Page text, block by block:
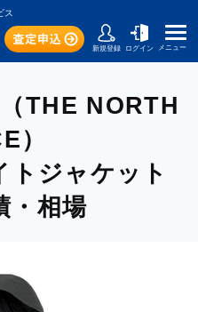
ス
新規登録 ログイン メニュー
THE NORTH
）
トジャケット
・相場